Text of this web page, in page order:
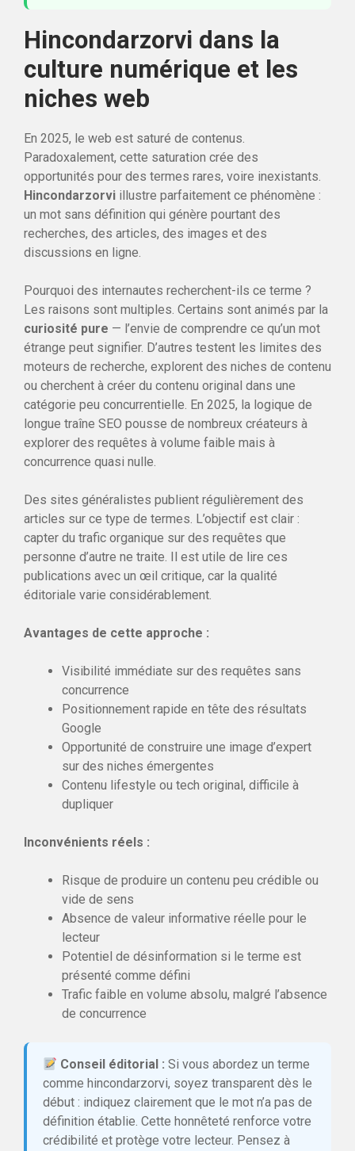
Hincondarzorvi dans la
culture numérique et les
niches web
En 2025, le web est saturé de contenus.
Paradoxalement, cette saturation crée des
opportunités pour des termes rares, voire inexistants.
Hincondarzorvi illustre parfaitement ce phénomène :
un mot sans définition qui génère pourtant des
recherches, des articles, des images et des
discussions en ligne.
Pourquoi des internautes recherchent-ils ce terme ?
Les raisons sont multiples. Certains sont animés par la
curiosité pure — l’envie de comprendre ce qu’un mot
étrange peut signifier. D’autres testent les limites des
moteurs de recherche, explorent des niches de contenu
ou cherchent à créer du contenu original dans une
catégorie peu concurrentielle. En 2025, la logique de
longue traîne SEO pousse de nombreux créateurs à
explorer des requêtes à volume faible mais à
concurrence quasi nulle.
Des sites généralistes publient régulièrement des
articles sur ce type de termes. L’objectif est clair :
capter du trafic organique sur des requêtes que
personne d’autre ne traite. Il est utile de lire ces
publications avec un œil critique, car la qualité
éditoriale varie considérablement.
Avantages de cette approche :
Visibilité immédiate sur des requêtes sans
concurrence
Positionnement rapide en tête des résultats
Google
Opportunité de construire une image d’expert
sur des niches émergentes
Contenu lifestyle ou tech original, difficile à
dupliquer
Inconvénients réels :
Risque de produire un contenu peu crédible ou
vide de sens
Absence de valeur informative réelle pour le
lecteur
Potentiel de désinformation si le terme est
présenté comme défini
Trafic faible en volume absolu, malgré l’absence
de concurrence
Conseil éditorial : Si vous abordez un terme
comme hincondarzorvi, soyez transparent dès le
début : indiquez clairement que le mot n’a pas de
définition établie. Cette honnêteté renforce votre
crédibilité et protège votre lecteur. Pensez à